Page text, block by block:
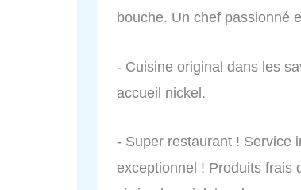
bouche. Un chef passionné
- Cuisine original dans les
accueil nickel.
- Super restaurant ! Service
exceptionnel ! Produits